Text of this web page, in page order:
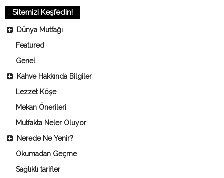
Sitemizi Keşfedin!
Dünya Mutfağı
Featured
Genel
Kahve Hakkında Bilgiler
Lezzet Köşe
Mekan Önerileri
Mutfakta Neler Oluyor
Nerede Ne Yenir?
Okumadan Geçme
Sağlıklı tarifler